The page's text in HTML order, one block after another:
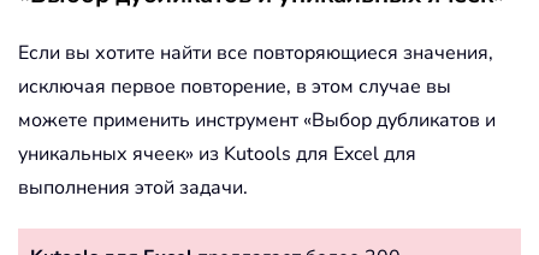
Если вы хотите найти все повторяющиеся значения,
исключая первое повторение, в этом случае вы
можете применить инструмент «Выбор дубликатов и
уникальных ячеек» из Kutools для Excel для
выполнения этой задачи.